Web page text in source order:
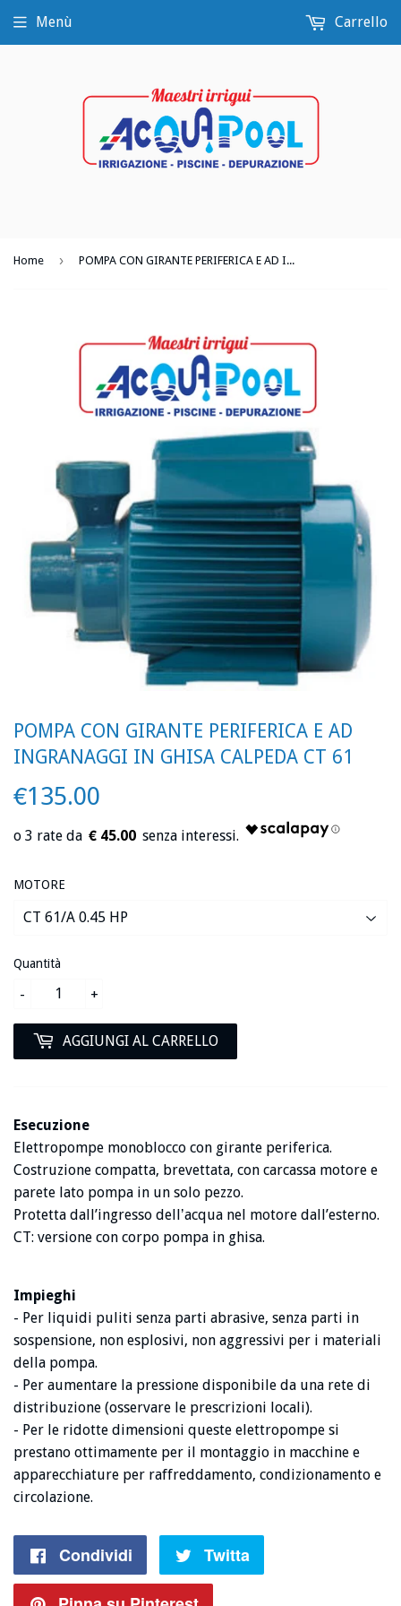
Menù Carrello
Home › POMPA CON GIRANTE PERIFERICA E AD INGRANAGGI IN GHISA CALPEDA CT 61
POMPA CON GIRANTE PERIFERICA E AD
INGRANAGGI IN GHISA CALPEDA CT 61
€135.00
€ 45.00
MOTORE
Quantità
+
-
AGGIUNGI AL CARRELLO
Esecuzione
Elettropompe monoblocco con girante periferica.
Costruzione compatta, brevettata, con carcassa motore e
parete lato pompa in un solo pezzo.
Protetta dall’ingresso dellʼacqua nel motore dall’esterno.
CT: versione con corpo pompa in ghisa.
Impieghi
- Per liquidi puliti senza parti abrasive, senza parti in
sospensione, non esplosivi, non aggressivi per i materiali
della pompa.
- Per aumentare la pressione disponibile da una rete di
distribuzione (osservare le prescrizioni locali).
- Per le ridotte dimensioni queste elettropompe si
prestano ottimamente per il montaggio in macchine e
apparecchiature per raffreddamento, condizionamento e
circolazione.
Condividi
Condividi
su
Twitta